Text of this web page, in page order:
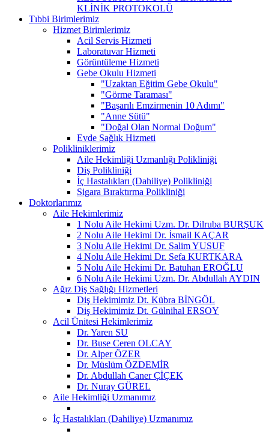
KLİNİK PROTOKOLÜ
Tıbbi Birimlerimiz
Hizmet Birimlerimiz
Acil Servis Hizmeti
Laboratuvar Hizmeti
Görüntüleme Hizmeti
Gebe Okulu Hizmeti
"Uzaktan Eğitim Gebe Okulu"
"Görme Taraması"
"Başarılı Emzirmenin 10 Adımı"
"Anne Sütü"
"Doğal Olan Normal Doğum"
Evde Sağlık Hizmeti
Polikliniklerimiz
Aile Hekimliği Uzmanlığı Polikliniği
Diş Polikliniği
İç Hastalıkları (Dahiliye) Polikliniği
Sigara Bıraktırma Polikliniği
Doktorlarımız
Aile Hekimlerimiz
1 Nolu Aile Hekimi Uzm. Dr. Dilruba BURŞUK
2 Nolu Aile Hekimi Dr. İsmail KAÇAR
3 Nolu Aile Hekimi Dr. Salim YUSUF
4 Nolu Aile Hekimi Dr. Sefa KURTKARA
5 Nolu Aile Hekimi Dr. Batuhan EROĞLU
6 Nolu Aile Hekimi Uzm. Dr. Abdullah AYDIN
Ağız Diş Sağlığı Hizmetleri
Diş Hekimimiz Dt. Kübra BİNGÖL
Diş Hekimimiz Dt. Gülnihal ERSOY
Acil Ünitesi Hekimlerimiz
Dr. Yaren SU
Dr. Buse Ceren OLCAY
Dr. Alper ÖZER
Dr. Müslüm ÖZDEMİR
Dr. Abdullah Caner ÇİÇEK
Dr. Nuray GÜREL
Aile Hekimliği Uzmanımız
İç Hastalıkları (Dahiliye) Uzmanımız